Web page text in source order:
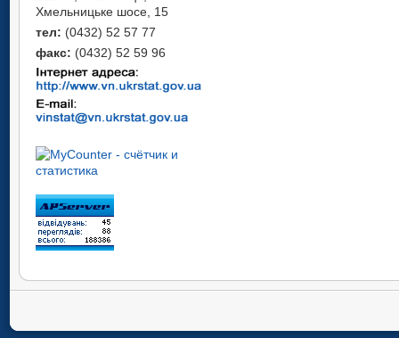
Хмельницьке шосе, 15
тел: (0432) 52 57 77
факс: (0432) 52 59 96